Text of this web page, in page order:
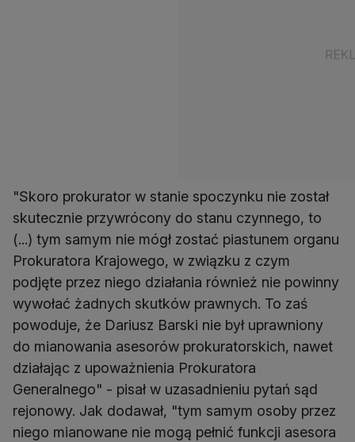
"Skoro prokurator w stanie spoczynku nie został
skutecznie przywrócony do stanu czynnego, to
(...) tym samym nie mógł zostać piastunem organu
Prokuratora Krajowego, w związku z czym
podjęte przez niego działania również nie powinny
wywołać żadnych skutków prawnych. To zaś
powoduje, że Dariusz Barski nie był uprawniony
do mianowania asesorów prokuratorskich, nawet
działając z upoważnienia Prokuratora
Generalnego" - pisał w uzasadnieniu pytań sąd
rejonowy. Jak dodawał, "tym samym osoby przez
niego mianowane nie mogą pełnić funkcji asesora